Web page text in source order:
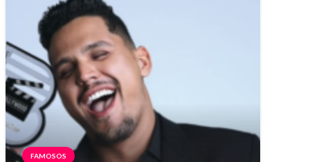
FAMOSOS